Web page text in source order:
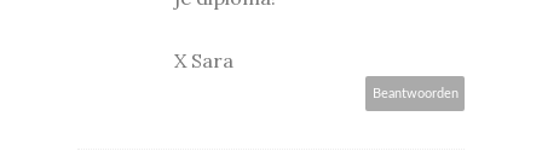
X Sara
Beantwoorden